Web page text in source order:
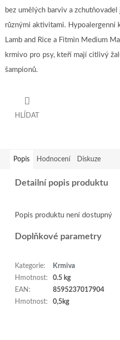
bez umělých barviv a
různými aktivitami. Hypoalergenní
Lamb and Rice a Fitmin Medium
krmivo pro psy, kteří mají citlivý
šampionů.
HLÍDAT
Popis Hodnocení Diskuze
Detailní popis produktu
Popis produktu není dostupný
Doplňkové parametry
Kategorie:
Krmiva
Hmotnost:
0.5 kg
EAN :
8595237017904
Hmotnost: 0,5kg